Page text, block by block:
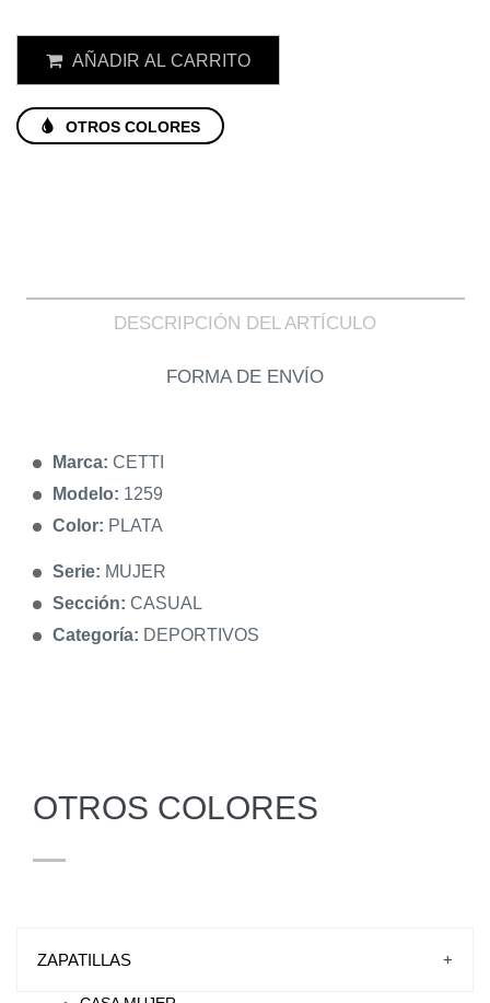
AÑADIR AL CARRITO
OTROS COLORES
DESCRIPCIÓN DEL ARTÍCULO
FORMA DE ENVÍO
Marca: CETTI
Modelo: 1259
Color: PLATA
Serie: MUJER
Sección: CASUAL
Categoría: DEPORTIVOS
OTROS COLORES
ZAPATILLAS +